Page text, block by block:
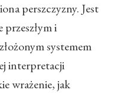
perszczyzny. Jest
przeszłym i
systemem
interpretacji
wrażenie, jak